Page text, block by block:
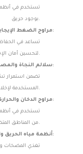
تستخدم في
بوجود حريق.
مراوح الضغط الإيجابي:
تساعد في
لتحسين أمان الإخلاء.
سلالم النجاة والمصاعد:
تضمن استمرار
المستخدمة لإخلاء الأشخاص أثناء الحريق.
مراوح الدخان والحرارة:
تستخدم في أنظمة
من المناطق المتضررة.
أنظمة مياه الحريق والمضخات:
تغذي المضخات